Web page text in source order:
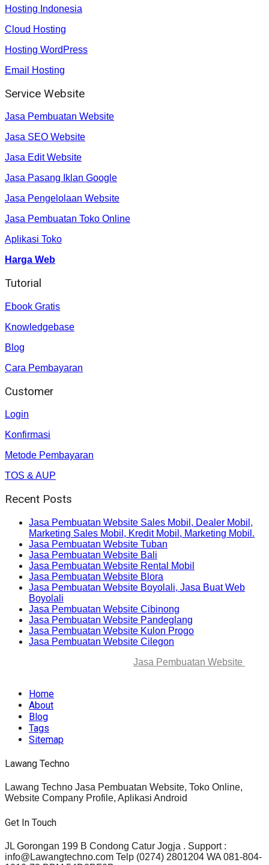
Hosting Indonesia
Cloud Hosting
Hosting WordPress
Email Hosting
Service Website
Jasa Pembuatan Website
Jasa SEO Website
Jasa Edit Website
Jasa Pasang Iklan Google
Jasa Pengelolaan Website
Jasa Pembuatan Toko Online
Aplikasi Toko
Harga Web
Tutorial
Ebook Gratis
Knowledgebase
Blog
Cara Pembayaran
Customer
Login
Konfirmasi
Metode Pembayaran
TOS & AUP
Recent Posts
Jasa Pembuatan Website Sales Mobil, Dealer Mobil,
Marketing Sales Mobil, Kredit Mobil, Marketing Mobil.
Jasa Pembuatan Website Tuban
Jasa Pembuatan Website Bali
Jasa Pembuatan Website Rental Mobil
Jasa Pembuatan Website Blora
Jasa Pembuatan Website Boyolali, Jasa Buat Web
Boyolali
Jasa Pembuatan Website Cibinong
Jasa Pembuatan Website Pandeglang
Jasa Pembuatan Website Kulon Progo
Jasa Pembuatan Website Cilegon
Jasa Pembuatan Website
Home
About
Blog
Tags
Sitemap
Lawang Techno
Lawang Techno Jasa Pembuatan Website, Toko Online,
Website Company Profile, Aplikasi Android
Get In Touch
JL Gorongan 199 B Condong Catur Jogja . Support :
info@Lawangtechno.com Telp (0274) 2801204 WA 081-804-